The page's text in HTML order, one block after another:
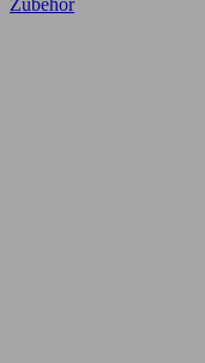
Zubehör